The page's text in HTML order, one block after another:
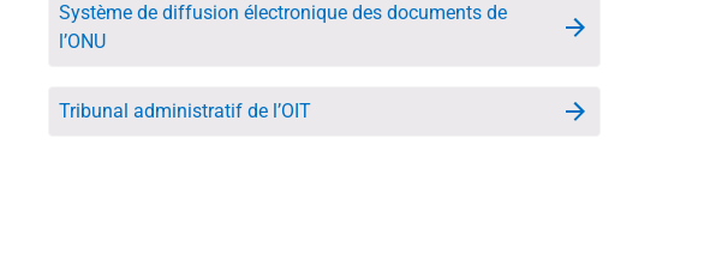
Système de diffusion électronique des documents de
l’ONU
Tribunal administratif de l’OIT